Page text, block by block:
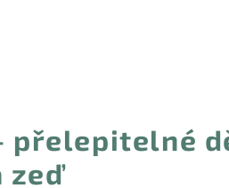
přelepitelné
zeď